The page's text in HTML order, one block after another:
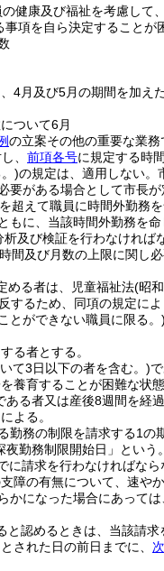
健康及び福祉を考慮して
項を自ら決定することが
4月及び5月の期間を加え
ついて6月
の立案その他の重要な業
、 前項各号に規定する時
)の規定は、適用しない。
がある場合として市長が
超えて職員に時間外勤務
に、当該時間外勤務を
及び検証を行わなければ
及び月数の上限に関し必
める者は、児童福祉法(昭
るため、同項の規定に
とができない職員に限る。)
る者とする。
て3日以下の者を含む。)
養育することが困難な状
ある者又は産後8週間を経
よる。
勤務の制限を請求する1の
夜勤務制限開始日」という
請求を行わなければなら
の有無について、速や
になった場合にあって
認めるときは、当該請
された日の前日までに、